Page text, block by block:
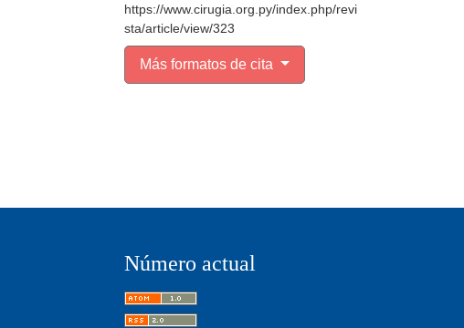
https://www.cirugia.org.py/index.php/revi
sta/article/view/323
Más formatos de cita
Número actual